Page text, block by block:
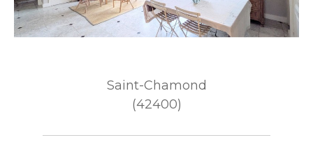
Saint-Chamond
(42400)